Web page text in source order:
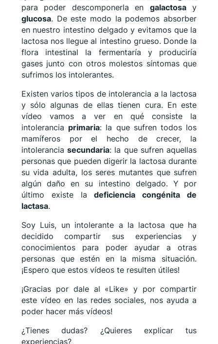
para poder descomponerla en galactosay
glucosa. De este modo la podemos absorber
en nuestro intestino delgado y evitamos que la
lactosa nos llegue al intestino grueso. Donde la
flora intestinal la fermentaría y produciría
gases junto con otros molestos síntomas que
sufrimos los intolerantes.
Existen varios tipos de intolerancia a la lactosa
y sólo algunas de ellas tienen cura. En este
vídeo vamos a ver en qué consiste la
intolerancia primaria: la que sufren todos los
mamíferos por el hecho de crecer, la
intoleranciasecundaria: la que sufren aquellas
personas que pueden digerir la lactosa durante
su vida adulta, los seres mutantes que sufren
algún daño en su intestino delgado. Y por
último existe la deficiencia congénita de
lactasa.
Soy Luis, un intolerante a la lactosa que ha
decidido compartir sus experiencias y
conocimientos para poder ayudar a otras
personas que estén en la misma situación.
¡Espero que estos vídeos te resulten útiles!
¡Gracias por dale al «Like» y por compartir
este vídeo en las redes sociales, nos ayuda a
poder hacer más vídeos!
¿Tienes dudas? ¿Quieres explicar tus
experiencias?